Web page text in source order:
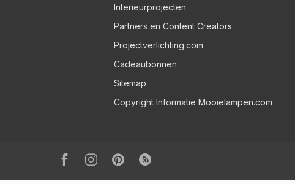
Interieurprojecten
Partners en Content Creators
Projectverlichting.com
Cadeaubonnen
Sitemap
Copyright Informatie Mooielampen.com